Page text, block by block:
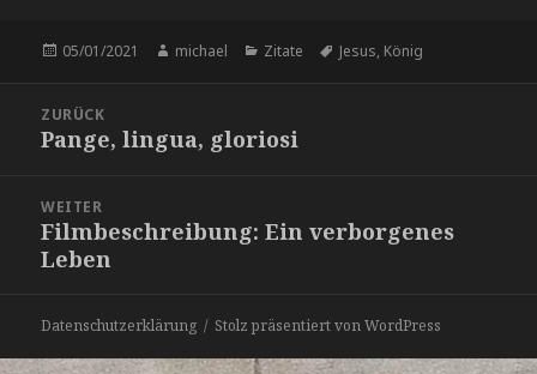
Veröffentlicht
05/01/2021 Autor
michael Kategorien
Zitate Schlagwörter
Jesus, König
ZURÜCK
Vorheriger
Pange, lingua, gloriosi
WEITER
Nächster
Beitrag:
Filmbeschreibung: Ein verborgenes
Leben
Datenschutzerklärung Stolz präsentiert von WordPress